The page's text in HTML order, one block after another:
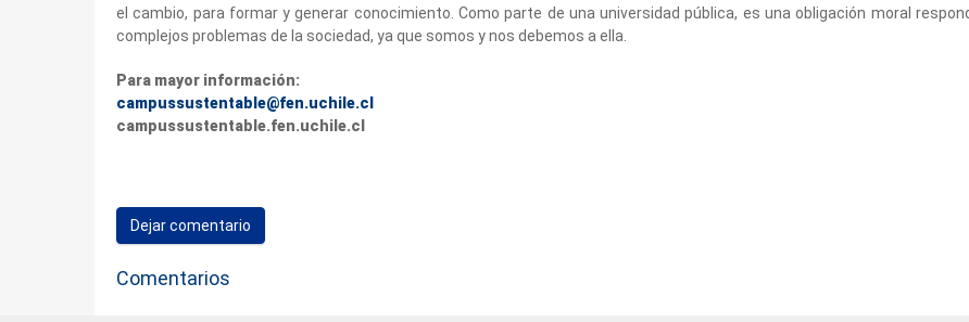
el cambio, para formar y generar conocimiento. Como parte de una universidad pública, es una obligación moral
complejos problemas de la sociedad, ya que somos y nos debemos a ella.
Para mayor información:
campussustentable@fen.uchile.cl
campussustentable.fen.uchile.cl
Dejar comentario
Comentarios